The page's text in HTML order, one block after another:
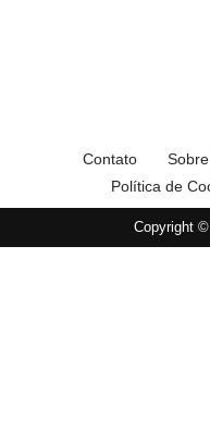
Contato
Política de
Copyright